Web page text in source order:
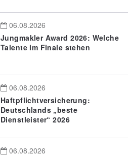
06.08.2026
Jungmakler Award 2026: Welche
Talente im Finale stehen
06.08.2026
Haftpflichtversicherung:
Deutschlands „beste
Dienstleister“ 2026
06.08.2026